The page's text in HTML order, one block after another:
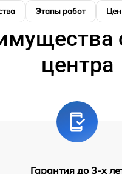
Этапы работ
центра
Гарантия до 3-х